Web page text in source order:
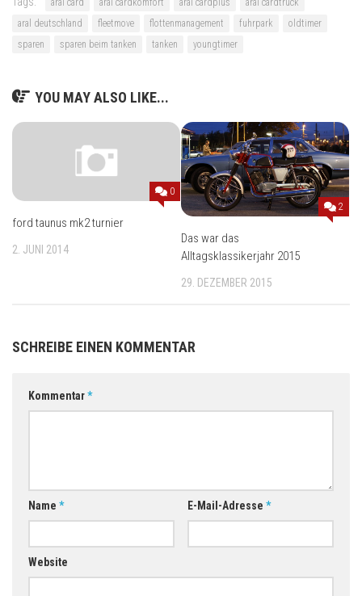
aral deutschland
fleetmove flottenmanagement fuhrpark
oldtimer
sparen
sparen beim tanken tanken youngtimer
YOU MAY ALSO LIKE...
0
ford taunus mk2 turnier
2. JUNI 2014
2
Das war das
Alltagsklassikerjahr 2015
29. DEZEMBER 2015
SCHREIBE EINEN KOMMENTAR
Kommentar*
Name * E-Mail-Adresse *
Website